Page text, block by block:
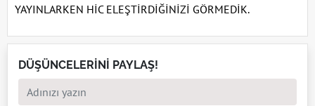
YAYINLARKEN HİC ELEŞTİRDİĞİNİZİ GÖRMEDİK.
DÜŞÜNCELERİNİ PAYLAŞ!